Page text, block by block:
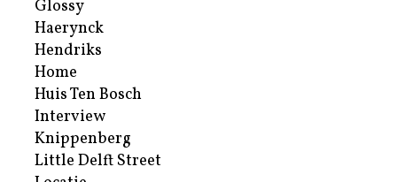
Glossy
Haerynck
Hendriks
Home
Huis Ten Bosch
Interview
Knippenberg
Little Delft Street